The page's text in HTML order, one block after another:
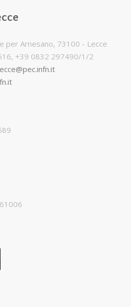
per Arnesano, 73100 - Lecce
+39 0832 297490/1/2